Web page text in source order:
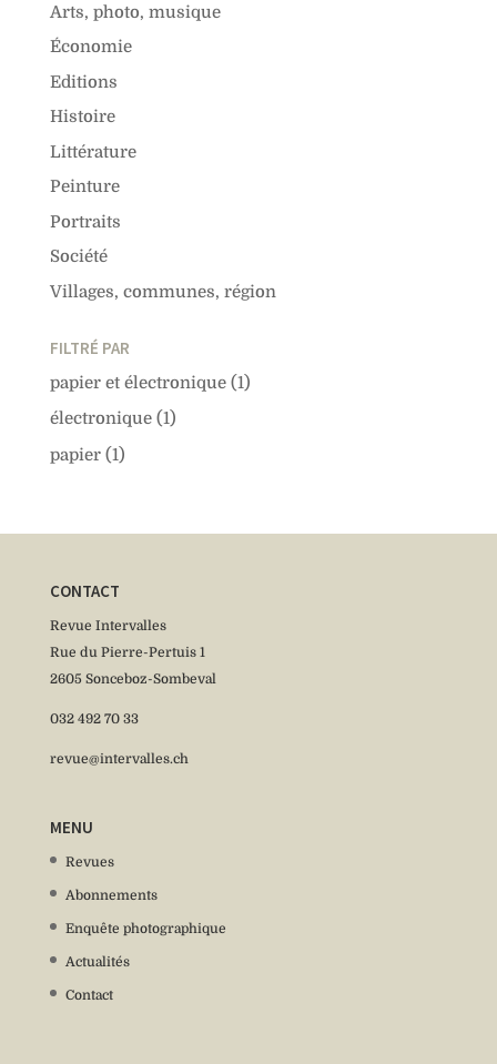
Arts, photo, musique
Économie
Editions
Histoire
Littérature
Peinture
Portraits
Société
Villages, communes, région
FILTRÉ PAR
papier et électronique (1)
électronique (1)
papier (1)
CONTACT
Revue Intervalles
Rue du Pierre-Pertuis 1
2605 Sonceboz-Sombeval
032 492 70 33
revue@intervalles.ch
MENU
Revues
Abonnements
Enquête photographique
Actualités
Contact